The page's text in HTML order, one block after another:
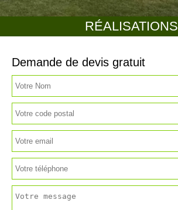
RÉALISATIONS
Demande de devis gratuit